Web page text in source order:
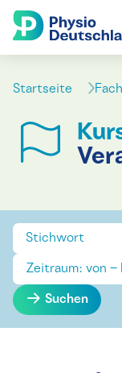
Startseite
Suchen